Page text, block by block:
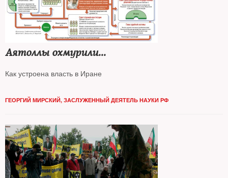
Аятоллы охмурили...
Как устроена власть в Иране
ГЕОРГИЙ МИРСКИЙ, ЗАСЛУЖЕННЫЙ ДЕЯТЕЛЬ НАУКИ РФ